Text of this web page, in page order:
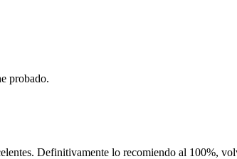
probado.
Definitivamente lo recomiendo al 100%,